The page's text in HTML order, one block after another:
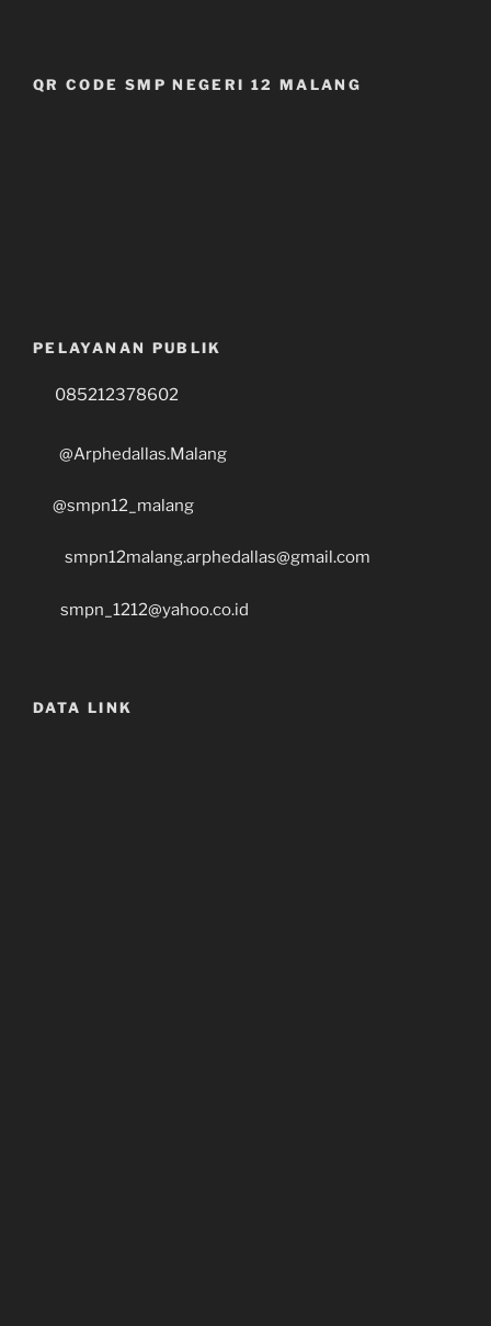
QR CODE SMP NEGERI 12 MALANG
PELAYANAN PUBLIK
085212378602
@Arphedallas.Malang
@smpn12_malang
smpn12malang.arphedallas@gmail.com
smpn_1212@yahoo.co.id
DATA LINK